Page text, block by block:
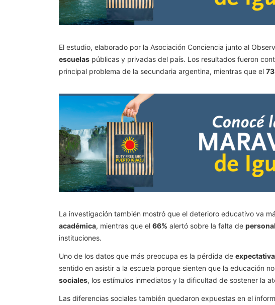
El estudio, elaborado por la Asociación Conciencia junto al
escuelas públicas y privadas del país. Los resultados fueron
principal problema de la secundaria argentina, mientras que el
La investigación también mostró que el deterioro educativo va
académica, mientras que el 66% alertó sobre la falta de
instituciones.
Uno de los datos que más preocupa es la pérdida de
sentido en asistir a la escuela porque sienten que la educación
sociales, los estímulos inmediatos y la dificultad de sostener la
Las diferencias sociales también quedaron expuestas en el